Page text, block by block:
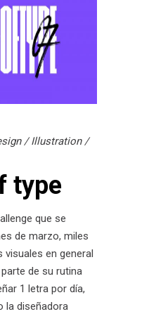
/Illustration/
type
que se
de marzo, miles
en general
de su rutina
1 letra por día,
la diseñadora